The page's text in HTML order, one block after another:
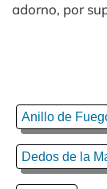
adorno, por
Anillo de
Dedos de la